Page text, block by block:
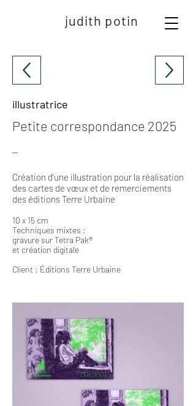
judith potin
illustratrice
Petite correspondance 2025
⏤
Création d'une illustration pour la réalisation
des cartes de vœux et de remerciements
des éditions Terre Urbaine
10 x 15 cm
Techniques mixtes :
gravure sur Tetra Pak®
et création digitale
Client : Éditions Terre Urbaine